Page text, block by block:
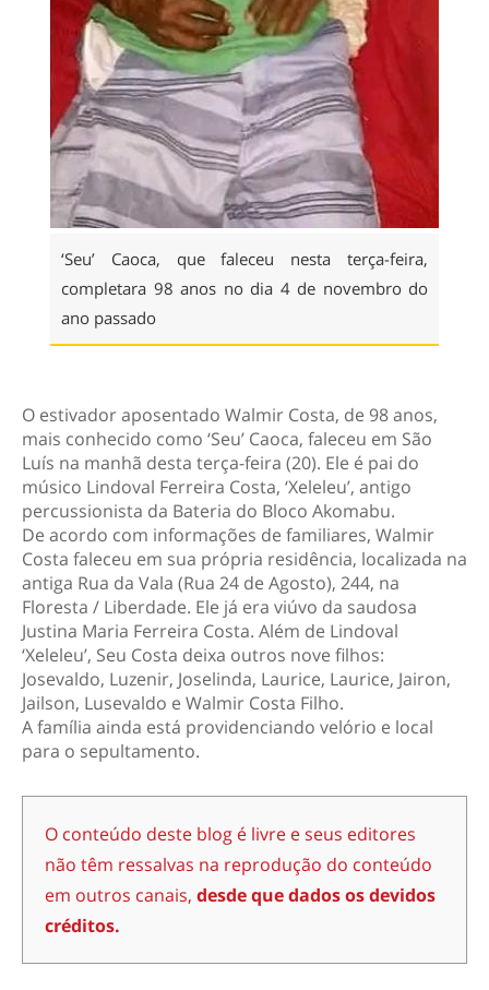
‘Seu’ Caoca, que faleceu nesta terça-feira,
completara 98 anos no dia 4 de novembro do
ano passado
O estivador aposentado Walmir Costa, de 98 anos,
mais conhecido como ‘Seu’ Caoca, faleceu em São
Luís na manhã desta terça-feira (20). Ele é pai do
músico Lindoval Ferreira Costa, ‘Xeleleu’, antigo
percussionista da Bateria do Bloco Akomabu.
De acordo com informações de familiares, Walmir
Costa faleceu em sua própria residência, localizada na
antiga Rua da Vala (Rua 24 de Agosto), 244, na
Floresta / Liberdade. Ele já era viúvo da saudosa
Justina Maria Ferreira Costa. Além de Lindoval
‘Xeleleu’, Seu Costa deixa outros nove filhos:
Josevaldo, Luzenir, Joselinda, Laurice, Laurice, Jairon,
Jailson, Lusevaldo e Walmir Costa Filho.
A família ainda está providenciando velório e local
para o sepultamento.
O conteúdo deste blog é livre e seus editores
não têm ressalvas na reprodução do conteúdo
em outros canais, desde que dados os devidos
créditos.